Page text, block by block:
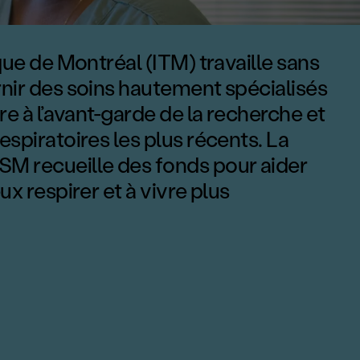
de Montréal (ITM) travaille sans
des soins hautement spécialisés
à l’avant-garde de la recherche et
les plus récents. La
recueille des fonds pour aider
respirer et à vivre plus